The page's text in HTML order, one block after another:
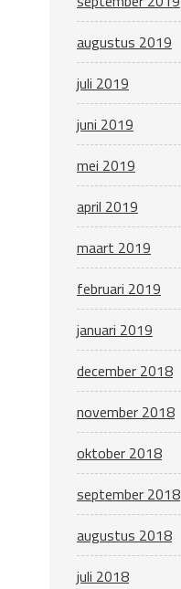
augustus 2019
juli 2019
juni 2019
mei 2019
april 2019
maart 2019
februari 2019
januari 2019
december 2018
november 2018
oktober 2018
september 2018
augustus 2018
juli 2018